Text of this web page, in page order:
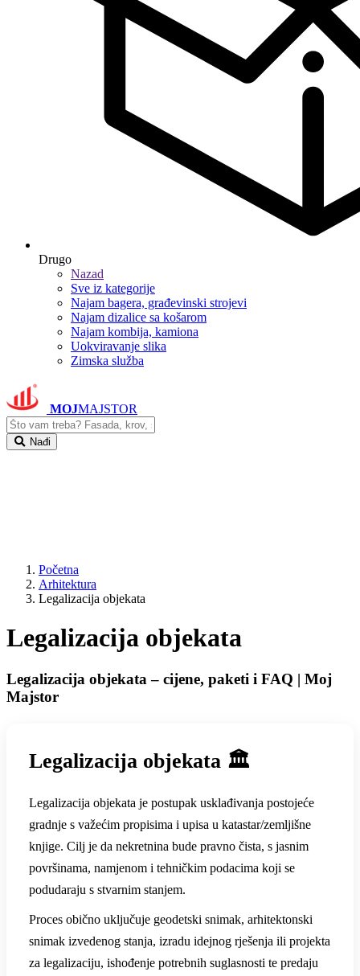
Drugo
Nazad
Sve iz kategorije
Najam bagera, građevinski strojevi
Najam dizalice sa košarom
Najam kombija, kamiona
Uokviravanje slika
Zimska služba
MOJMAJSTOR
Nađi
Početna
Arhitektura
Legalizacija objekata
Legalizacija objekata
Legalizacija objekata – cijene, paketi i FAQ | Moj
Majstor
Legalizacija objekata 🏛️
Legalizacija objekata je postupak usklađivanja postojeće
gradnje s važećim propisima i upisa u katastar/zemljišne
knjige. Cilj je da nekretnina bude pravno čista, s jasnim
površinama, namjenom i tehničkim podacima koji se
podudaraju s stvarnim stanjem.
Proces obično uključuje geodetski snimak, arhitektonski
snimak izvedenog stanja, izradu idejnog rješenja ili projekta
za legalizaciju, ishođenje potrebnih suglasnosti te predaju